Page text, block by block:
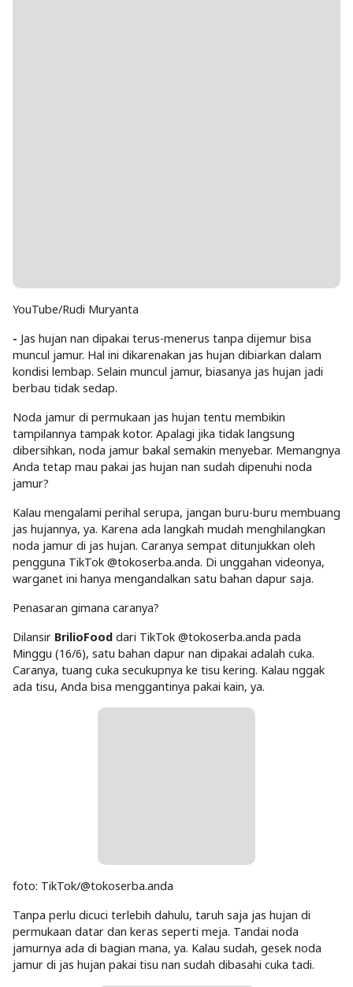
YouTube/Rudi Muryanta
- Jas hujan nan dipakai terus-menerus tanpa dijemur bisa
muncul jamur. Hal ini dikarenakan jas hujan dibiarkan dalam
kondisi lembap. Selain muncul jamur, biasanya jas hujan jadi
berbau tidak sedap.
Noda jamur di permukaan jas hujan tentu membikin
tampilannya tampak kotor. Apalagi jika tidak langsung
dibersihkan, noda jamur bakal semakin menyebar. Memangnya
Anda tetap mau pakai jas hujan nan sudah dipenuhi noda
jamur?
Kalau mengalami perihal serupa, jangan buru-buru membuang
jas hujannya, ya. Karena ada langkah mudah menghilangkan
noda jamur di jas hujan. Caranya sempat ditunjukkan oleh
pengguna TikTok @tokoserba.anda. Di unggahan videonya,
warganet ini hanya mengandalkan satu bahan dapur saja.
Penasaran gimana caranya?
Dilansir BrilioFood dari TikTok @tokoserba.anda pada
Minggu (16/6), satu bahan dapur nan dipakai adalah cuka.
Caranya, tuang cuka secukupnya ke tisu kering. Kalau nggak
ada tisu, Anda bisa menggantinya pakai kain, ya.
foto: TikTok/@tokoserba.anda
Tanpa perlu dicuci terlebih dahulu, taruh saja jas hujan di
permukaan datar dan keras seperti meja. Tandai noda
jamurnya ada di bagian mana, ya. Kalau sudah, gesek noda
jamur di jas hujan pakai tisu nan sudah dibasahi cuka tadi.